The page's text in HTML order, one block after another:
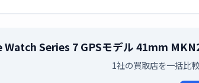
Watch Series 7 GPSモデル 41mm
1社の買取店を一括比